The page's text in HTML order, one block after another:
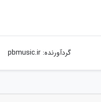
گردآورنده:pbmusic.ir